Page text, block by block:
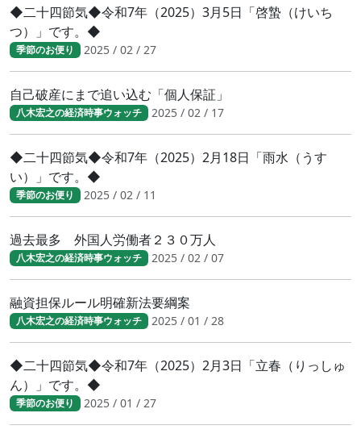
◆二十四節気◆令和7年（2025）3月5日「啓蟄（けいち
つ）」です。◆
季節のお便り 2025 / 02 / 27
自己破産にまで追い込む「個人保証」
八木宏之の経済時事ウォッチ 2025 / 02 / 17
◆二十四節気◆令和7年（2025）2月18日「雨水（うす
い）」です。◆
季節のお便り 2025 / 02 / 11
過去最多 外国人労働者２３０万人
八木宏之の経済時事ウォッチ 2025 / 02 / 07
融資担保ルール明確新法要綱案
八木宏之の経済時事ウォッチ 2025 / 01 / 28
◆二十四節気◆令和7年（2025）2月3日「立春（りっしゅ
ん）」です。◆
季節のお便り 2025 / 01 / 27